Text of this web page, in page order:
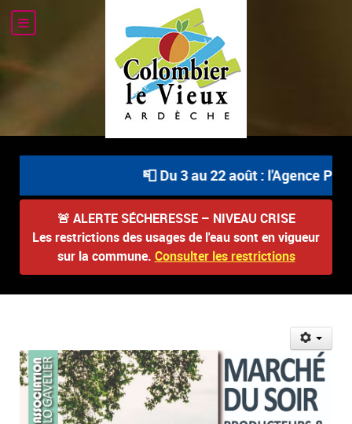
📮 Du 3 au 22 août : l'Agence
🚨 ALERTE SÉCHERESSE – NIVEAU CRISE
Les restrictions des usages de l'eau sont en vigueur
sur la commune. Consulter les restrictions